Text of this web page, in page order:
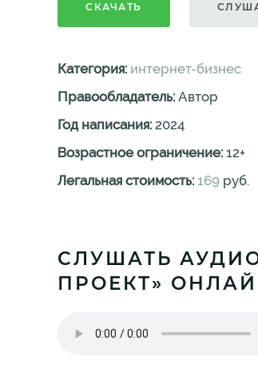
СКАЧАТЬ
Категория: интернет-бизнес
Правообладатель: Автор
Год написания: 2024
Возрастное ограничение: 12+
Легальная стоимость: 169 руб.
СЛУШАТЬ
ПРОЕКТ»